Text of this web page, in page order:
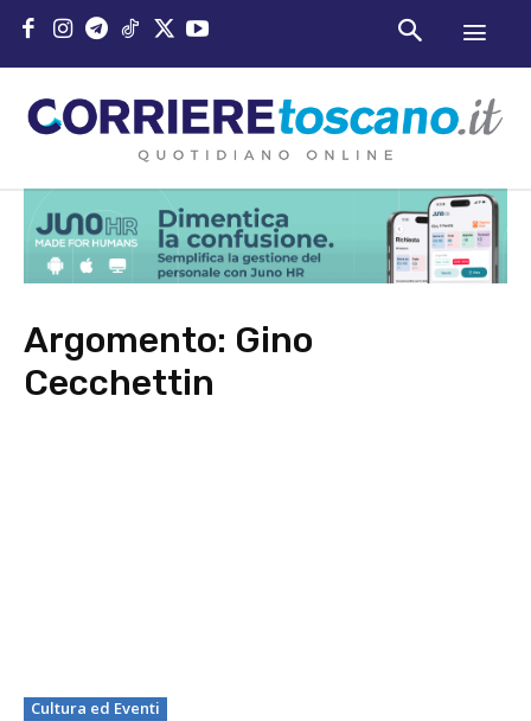
Argomento: Gino
Cecchettin
Cultura ed Eventi